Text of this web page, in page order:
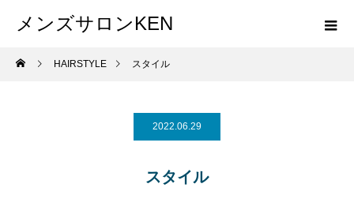
メンズサロンKEN
HAIRSTYLE スタイル
2022.06.29
スタイル